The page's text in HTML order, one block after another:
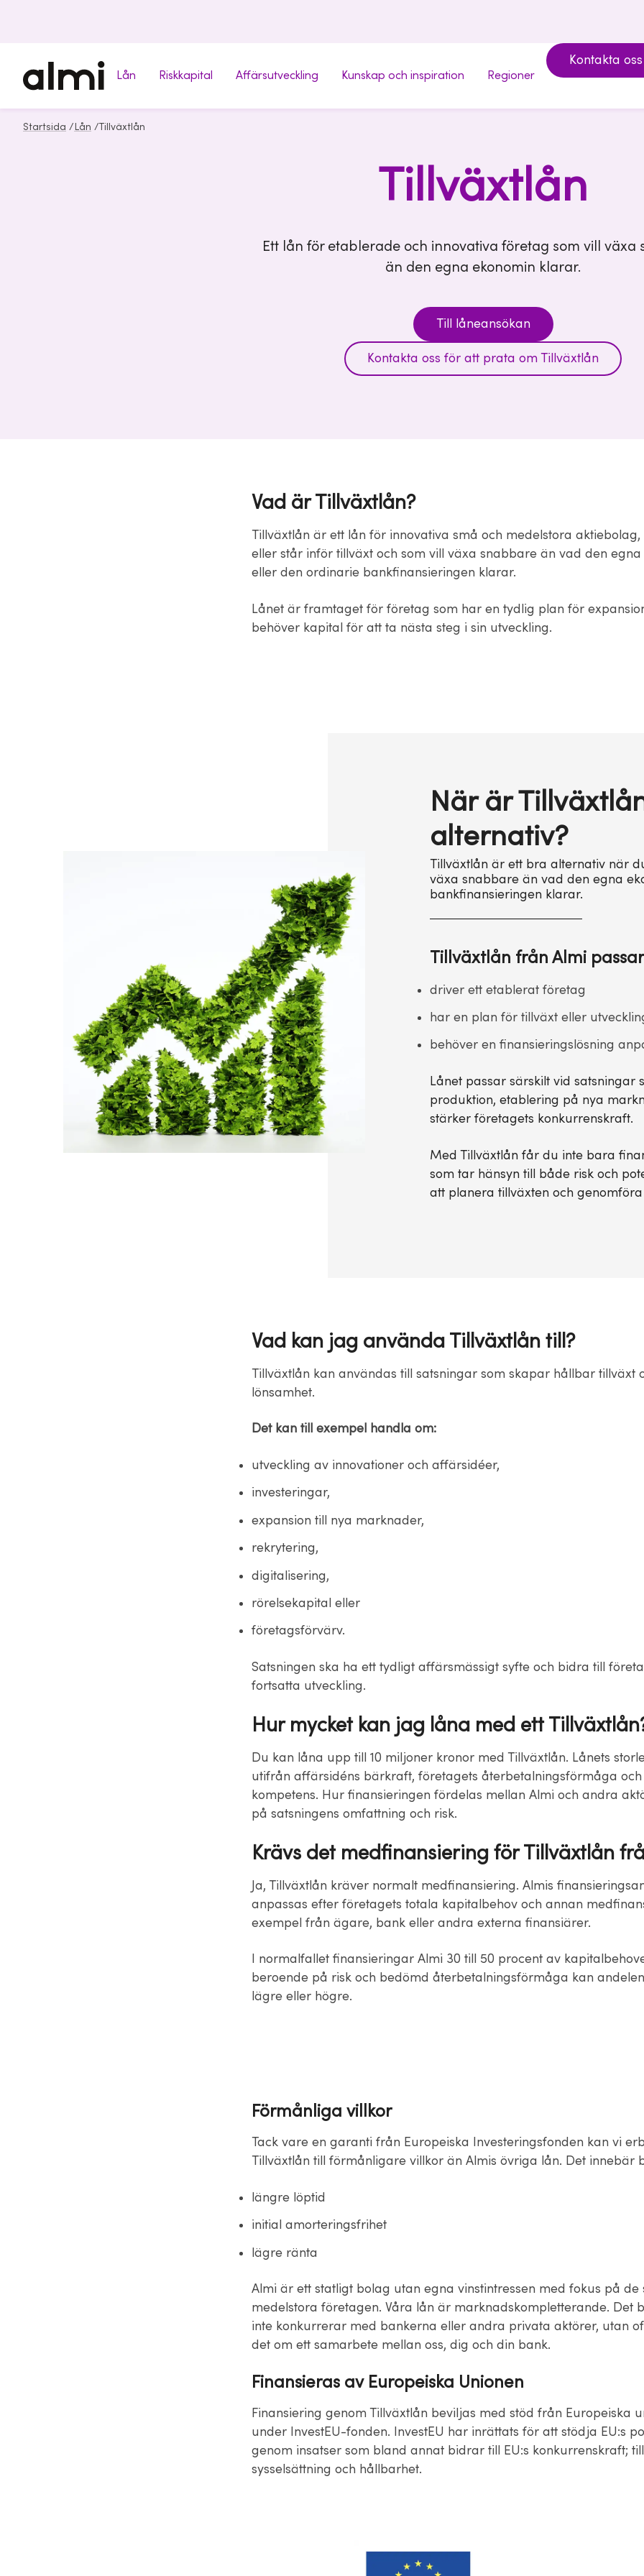
Lån Riskkapital Affärsutveckling Kunskap och inspiration Regioner
Kontakta oss
Startsida / Lån /Tillväxtlån
Tillväxtlån
Ett lån för etablerade och innovativa företag som vill växa
än den egna ekonomin klarar.
Till låneansökan
Kontakta oss för att prata om Tillväxtlån
Vad är Tillväxtlån?
Tillväxtlån är ett lån för innovativa små och medelstora
eller står inför tillväxt och som vill växa snabbare än vad den egna
eller den ordinarie bankfinansieringen klarar.
Lånet är framtaget för företag som har en tydlig plan för
behöver kapital för att ta nästa steg i sin utveckling.
När är
alternativ?
Tillväxtlån är ett bra alternativ när
växa snabbare än vad den egna
bankfinansieringen klarar.
Tillväxtlån från Almi
driver ett etablerat företag
har en plan för tillväxt eller
behöver en finansieringslösning
Lånet passar särskilt vid satsningar
produktion, etablering på nya
stärker företagets konkurrenskraft.
Med Tillväxtlån får du inte bara
som tar hänsyn till både risk och
att planera tillväxten och
Vad kan jag använda Tillväxtlån till?
Tillväxtlån kan användas till satsningar som skapar hållbar tillväxt
lönsamhet.
Det kan till exempel handla om:
utveckling av innovationer och affärsidéer,
investeringar,
expansion till nya marknader,
rekrytering,
digitalisering,
rörelsekapital eller
företagsförvärv.
Satsningen ska ha ett tydligt affärsmässigt syfte och bidra till
fortsatta utveckling.
Hur mycket kan jag låna med ett
Du kan låna upp till 10 miljoner kronor med Tillväxtlån. Lånets
utifrån affärsidéns bärkraft, företagets återbetalningsförmåga och
kompetens. Hur finansieringen fördelas mellan Almi och andra
på satsningens omfattning och risk.
Krävs det medfinansiering för Tillväxtlån
Ja, Tillväxtlån kräver normalt medfinansiering. Almis
anpassas efter företagets totala kapitalbehov och annan
exempel från ägare, bank eller andra externa finansiärer.
I normalfallet finansieringar Almi 30 till 50 procent av
beroende på risk och bedömd återbetalningsförmåga kan
lägre eller högre.
Förmånliga villkor
Tack vare en garanti från Europeiska Investeringsfonden kan vi
Tillväxtlån till förmånligare villkor än Almis övriga lån. Det innebär
längre löptid
initial amorteringsfrihet
lägre ränta
Almi är ett statligt bolag utan egna vinstintressen med fokus på de
medelstora företagen. Våra lån är marknadskompletterande. Det
inte konkurrerar med bankerna eller andra privata aktörer, utan
det om ett samarbete mellan oss, dig och din bank.
Finansieras av Europeiska Unionen
Finansiering genom Tillväxtlån beviljas med stöd från Europeiska
under InvestEU-fonden. InvestEU har inrättats för att stödja EU:s
genom insatser som bland annat bidrar till EU:s konkurrenskraft;
sysselsättning och hållbarhet.